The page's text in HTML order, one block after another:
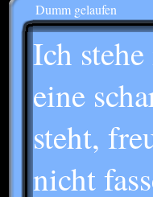
Dumm gelaufen
Ich
eine
steht,
nicht